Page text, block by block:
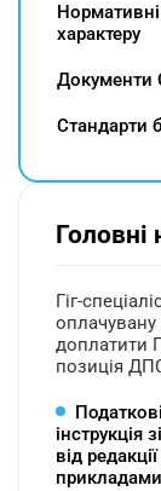
характеру
Документи
Cтандарти
Головні
Гіг-
доплатити
позиція
інструкція
від
прикладами